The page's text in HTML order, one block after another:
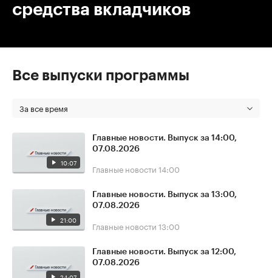
средства вкладчиков
Все выпуски программы
За все время
10:07
Главные новости. Выпуск за 14:00,
07.08.2026
Главные новости 14:00
21:00
Главные новости. Выпуск за 13:00,
07.08.2026
Главные новости 13:00
Главные новости. Выпуск за 12:00,
07.08.2026